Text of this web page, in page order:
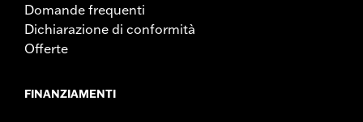
Domande frequenti
Dichiarazione di conformità
Offerte
FINANZIAMENTI